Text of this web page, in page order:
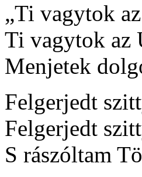
„Ti vagytok
Ti vagytok az
Menjetek
Felgerjedt
Felgerjedt
S rászóltam